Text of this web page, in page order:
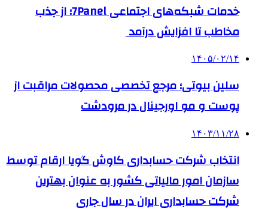
خدمات شبکه‌های اجتماعی 7Panel؛ از جذب
مخاطب تا افزایش درآمد
۱۴۰۵/۰۲/۱۴
سلین بیوتی؛ مرجع تخصصی محصولات مراقبت از
پوست و مو اورجینال در مرودشت
۱۴۰۳/۱۱/۲۸
انتخاب شرکت حسابداری کاوش گویا ارقام توسط
سازمان امور مالیاتی کشور به عنوان بهترین
شرکت حسابداری ایران در سال جاری